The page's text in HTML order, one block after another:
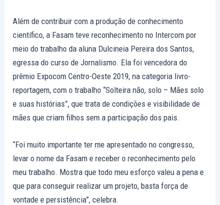
Além de contribuir com a produção de conhecimento
científico, a Fasam teve reconhecimento no Intercom por
meio do trabalho da aluna Dulcineia Pereira dos Santos,
egressa do curso de Jornalismo. Ela foi vencedora do
prêmio Expocom Centro-Oeste 2019, na categoria livro-
reportagem, com o trabalho “Solteira não, solo – Mães solo
e suas histórias”, que trata de condições e visibilidade de
mães que criam filhos sem a participação dos pais.
“Foi muito importante ter me apresentado no congresso,
levar o nome da Fasam e receber o reconhecimento pelo
meu trabalho. Mostra que todo meu esforço valeu a pena e
que para conseguir realizar um projeto, basta força de
vontade e persistência”, celebra.